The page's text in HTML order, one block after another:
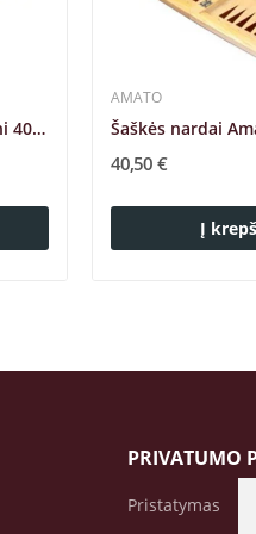
Nardai Amato Klasika Mini 40x40cm
AMATO
40,50 €
Į
PRIVATUMO
Pristatymas